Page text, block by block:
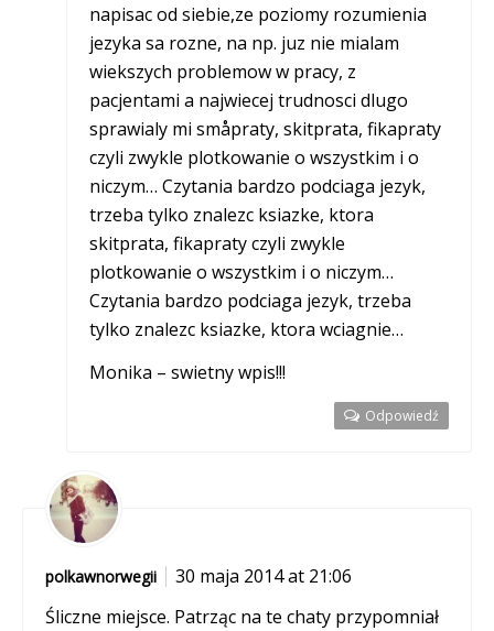
napisac od siebie,ze poziomy rozumienia
jezyka sa rozne, na np. juz nie mialam
wiekszych problemow w pracy, z
pacjentami a najwiecej trudnosci dlugo
sprawialy mi småpraty, skitprata, fikapraty
czyli zwykle plotkowanie o wszystkim i o
niczym… Czytania bardzo podciaga jezyk,
trzeba tylko znalezc ksiazke, ktora
skitprata, fikapraty czyli zwykle
plotkowanie o wszystkim i o niczym…
Czytania bardzo podciaga jezyk, trzeba
tylko znalezc ksiazke, ktora wciagnie…
Monika – swietny wpis!!!
Odpowiedź
polkawnorwegii
30 maja 2014 at 21:06
Śliczne miejsce. Patrząc na te chaty przypomniał